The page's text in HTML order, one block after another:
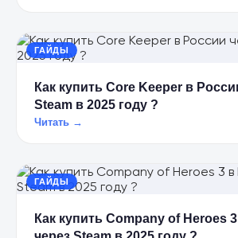
ГАЙДЫ
Как купить Core Keeper в России через
Steam в 2025 году ?
Читать →
ГАЙДЫ
Как купить Company of Heroes 3 в России